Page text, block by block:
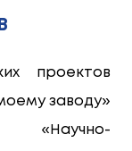
проектов
заводу»